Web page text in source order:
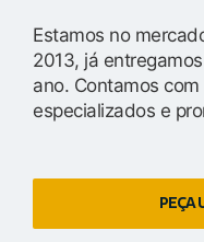
Estamos no
2013, já
ano. Contamos
especializados e
PEÇA